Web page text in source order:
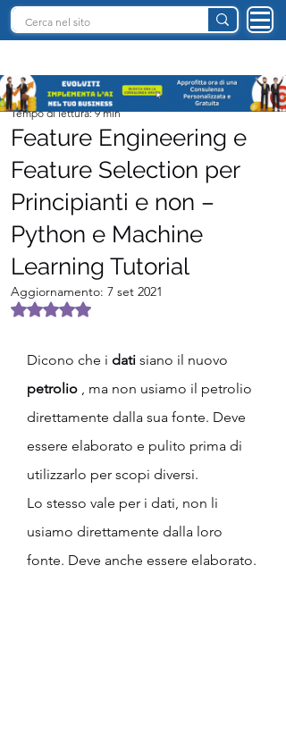
Feature Engineering e
Feature Selection per
Principianti e non –
Python e Machine
Learning Tutorial
Team I.A. Italia
Tempo di lettura: 9 min
Aggiornamento: 7 set 2021
Valutazione NaN stelle su 5.
Dicono che i dati siano il nuovo
petrolio , ma non usiamo il petrolio
direttamente dalla sua fonte. Deve
essere elaborato e pulito prima di
utilizzarlo per scopi diversi.
Lo stesso vale per i dati, non li
usiamo direttamente dalla loro
fonte. Deve anche essere elaborato.